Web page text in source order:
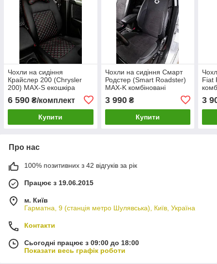
Чохли на сидіння
Крайслер 200 (Chrysler
200) MAX-S екошкіра
6 590 ₴/комплект
Купити
Чохли на сидіння Смарт
Родстер (Smart Roadster)
MAX-K комбіновані
3 990₴
Купити
Fiat
3
Про нас
100% позитивних з 42 відгуків за рік
Працює з 19.06.2015
м. Київ
Гарматна, 9 (станція метро Шулявська), Київ, Україна
Контакти
Сьогодні працює з 09:00 до 18:00
Показати весь графік роботи